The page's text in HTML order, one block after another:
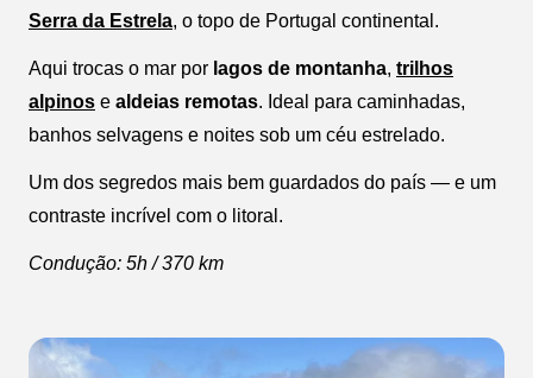
Serra da Estrela, o topo de Portugal continental.
Aqui trocas o mar por lagos de montanha, trilhos
alpinos e aldeias remotas. Ideal para caminhadas,
banhos selvagens e noites sob um céu estrelado.
Um dos segredos mais bem guardados do país — e um
contraste incrível com o litoral.
Condução: 5h / 370 km